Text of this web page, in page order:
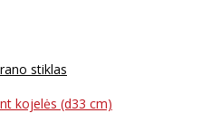
stiklas
kojelės (d33 cm)